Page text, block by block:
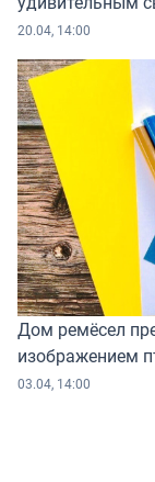
20.04, 14:00
Дом ремёсел
изображением
03.04, 14:00